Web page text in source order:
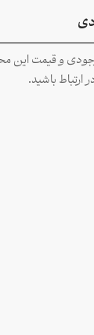
و قیمت این
ارتباط باشید.